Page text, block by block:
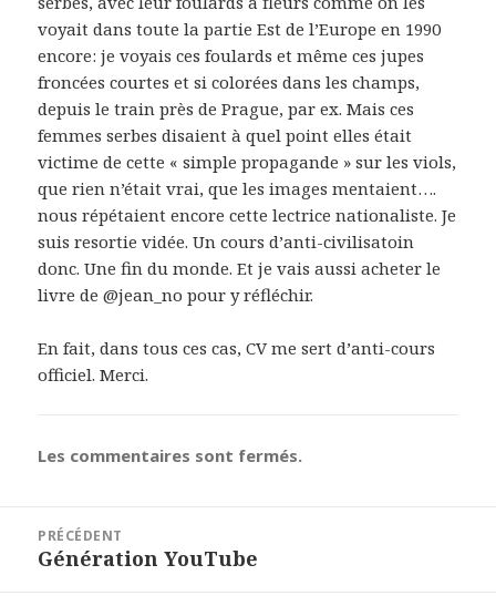
voyait dans toute la partie Est de l’Europe en 1990
encore: je voyais ces foulards et même ces jupes
froncées courtes et si colorées dans les champs,
depuis le train près de Prague, par ex. Mais ces
femmes serbes disaient à quel point elles était
victime de cette « simple propagande » sur les viols,
que rien n’était vrai, que les images mentaient….
nous répétaient encore cette lectrice nationaliste. Je
suis resortie vidée. Un cours d’anti-civilisatoin
donc. Une fin du monde. Et je vais aussi acheter le
livre de @jean_no pour y réfléchir.
En fait, dans tous ces cas, CV me sert d’anti-cours
officiel. Merci.
Les commentaires sont fermés.
PRÉCÉDENT
Article
Génération YouTube